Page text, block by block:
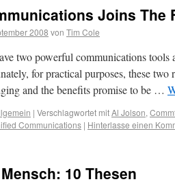
Joins The
2008 von Tim Cole
two powerful communications tools
for practical purposes, these
and the benefits promise to be …
| Verschlagwortet mitAl Jolson,
Communications | Hinterlasse einen
10 Thesen